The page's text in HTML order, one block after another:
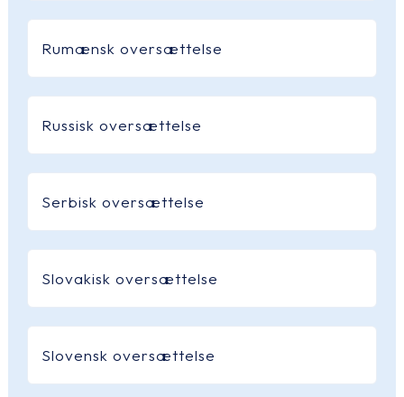
Rumænsk oversættelse
Russisk oversættelse
Serbisk oversættelse
Slovakisk oversættelse
Slovensk oversættelse